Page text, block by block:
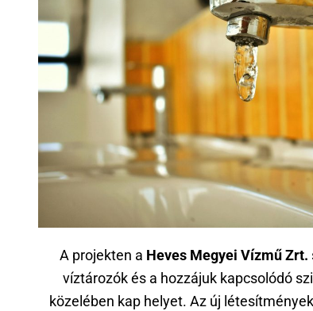
A projekten a Heves Megyei Vízmű Zrt.
víztározók és a hozzájuk kapcsolódó
közelében kap helyet. Az új